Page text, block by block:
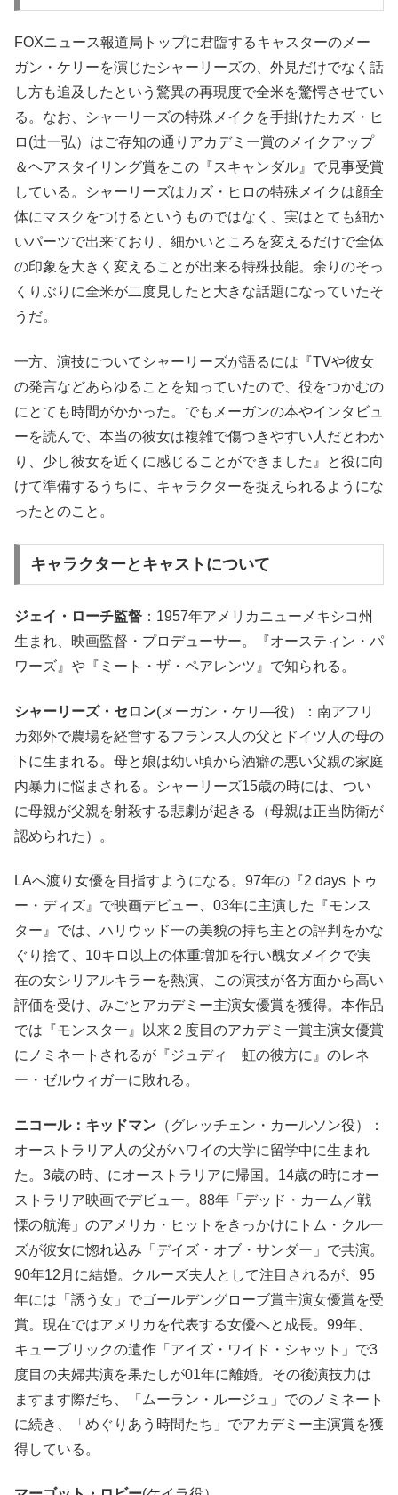
FOXニュース報道局トップに君臨するキャスターのメー
ガン・ケリーを演じたシャーリーズの、外見だけでなく話
し方も追及したという驚異の再現度で全米を驚愕させてい
る。なお、シャーリーズの特殊メイクを手掛けたカズ・ヒ
ロ(辻一弘）はご存知の通りアカデミー賞のメイクアップ
＆ヘアスタイリング賞をこの『スキャンダル』で見事受賞
している。シャーリーズはカズ・ヒロの特殊メイクは顔全
体にマスクをつけるというものではなく、実はとても細か
いパーツで出来ており、細かいところを変えるだけで全体
の印象を大きく変えることが出来る特殊技能。余りのそっ
くりぶりに全米が二度見したと大きな話題になっていたそ
うだ。
一方、演技についてシャーリーズが語るには『TVや彼女
の発言などあらゆることを知っていたので、役をつかむの
にとても時間がかかった。でもメーガンの本やインタビュ
ーを読んで、本当の彼女は複雑で傷つきやすい人だとわか
り、少し彼女を近くに感じることができました』と役に向
けて準備するうちに、キャラクターを捉えられるようにな
ったとのこと。
キャラクターとキャストについて
ジェイ・ローチ監督 ：1957年アメリカニューメキシコ州
生まれ、映画監督・プロデューサー。『オースティン・パ
ワーズ』や『ミート・ザ・ペアレンツ』で知られる。
シャーリーズ・セロン(メーガン・ケリ―役）：南アフリ
カ郊外で農場を経営するフランス人の父とドイツ人の母の
下に生まれる。母と娘は幼い頃から酒癖の悪い父親の家庭
内暴力に悩まされる。シャーリーズ15歳の時には、つい
に母親が父親を射殺する悲劇が起きる（母親は正当防衛が
認められた）。
LAへ渡り女優を目指すようになる。97年の『2 days トゥ
ー・ディズ』で映画デビュー、03年に主演した『モンス
ター』では、ハリウッド一の美貌の持ち主との評判をかな
ぐり捨て、10キロ以上の体重増加を行い醜女メイクで実
在の女シリアルキラーを熱演、この演技が各方面から高い
評価を受け、みごとアカデミー主演女優賞を獲得。本作品
では『モンスター』以来２度目のアカデミー賞主演女優賞
にノミネートされるが『ジュディ 虹の彼方に』のレネ
ー・ゼルウィガーに敗れる。
ニコール：キッドマン （グレッチェン・カールソン役）：
オーストラリア人の父がハワイの大学に留学中に生まれ
た。3歳の時、にオーストラリアに帰国。14歳の時にオー
ストラリア映画でデビュー。88年「デッド・カーム／戦
慄の航海」のアメリカ・ヒットをきっかけにトム・クルー
ズが彼女に惚れ込み「デイズ・オブ・サンダー」で共演。
90年12月に結婚。クルーズ夫人として注目されるが、95
年には「誘う女」でゴールデングローブ賞主演女優賞を受
賞。現在ではアメリカを代表する女優へと成長。99年、
キューブリックの遺作「アイズ・ワイド・シャット」で3
度目の夫婦共演を果たしが01年に離婚。その後演技力は
ますます際だち、「ムーラン・ルージュ」でのノミネート
に続き、「めぐりあう時間たち」でアカデミー主演賞を獲
得している。